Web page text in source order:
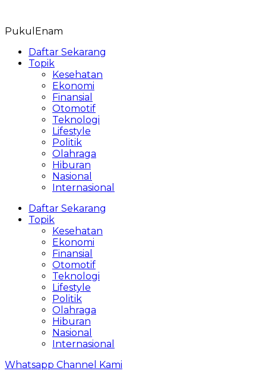
content
PukulEnam
Daftar Sekarang
Topik
Kesehatan
Ekonomi
Finansial
Otomotif
Teknologi
Lifestyle
Politik
Olahraga
Hiburan
Nasional
Internasional
Daftar Sekarang
Topik
Kesehatan
Ekonomi
Finansial
Otomotif
Teknologi
Lifestyle
Politik
Olahraga
Hiburan
Nasional
Internasional
Whatsapp Channel Kami